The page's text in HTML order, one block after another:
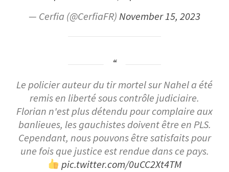
— Cerfia (@CerfiaFR)November 15, 2023
Le policier auteur du tir mortel sur Nahel a été
remis en liberté sous contrôle judiciaire.
Florian n'est plus détendu pour complaire aux
banlieues, les gauchistes doivent être en PLS.
Cependant, nous pouvons être satisfaits pour
une fois que justice est rendue dans ce pays.
pic.twitter.com/0uCC2Xt4TM